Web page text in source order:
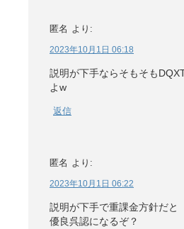
匿名 より:
2023年10月1日 06:18
説明が下手ならそもそも
よw
返信
匿名 より:
2023年10月1日 06:22
説明が下手で重課金方針だと
優良呉認になるぞ？